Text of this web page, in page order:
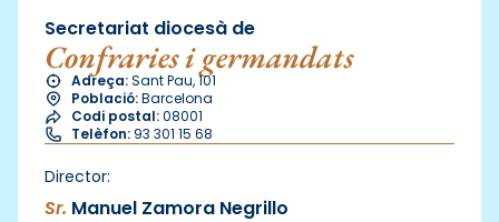
Secretariat diocesà de
Confraries i germandats
Adreça:Sant Pau, 101
Població:Barcelona
Codi postal:08001
Telèfon: 93 301 15 68
Director:
Sr. Manuel Zamora Negrillo